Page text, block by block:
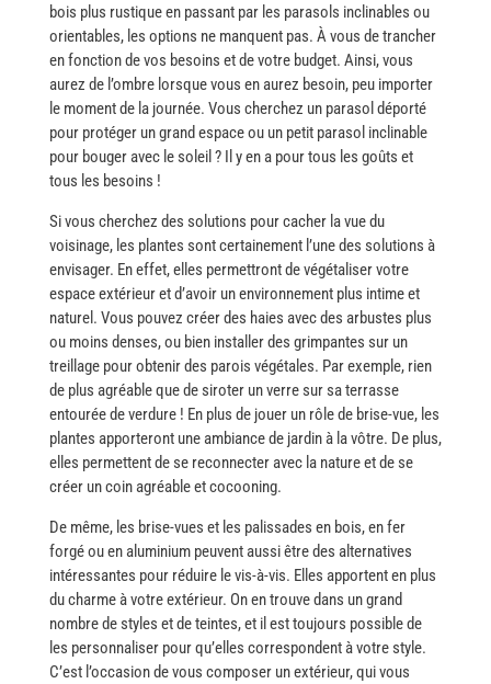
bois plus rustique en passant par les parasols inclinables ou
orientables, les options ne manquent pas. À vous de trancher
en fonction de vos besoins et de votre budget. Ainsi, vous
aurez de l’ombre lorsque vous en aurez besoin, peu importer
le moment de la journée. Vous cherchez un parasol déporté
pour protéger un grand espace ou un petit parasol inclinable
pour bouger avec le soleil ? Il y en a pour tous les goûts et
tous les besoins ​‍​‌‍​‍‌!
Si​‍​‌‍​‍‌ vous cherchez des solutions pour cacher la vue du
voisinage, les plantes sont certainement l’une des solutions à
envisager. En effet, elles permettront de végétaliser votre
espace extérieur et d’avoir un environnement plus intime et
naturel. Vous pouvez créer des haies avec des arbustes plus
ou moins denses, ou bien installer des grimpantes sur un
treillage pour obtenir des parois végétales. Par exemple, rien
de plus agréable que de siroter un verre sur sa terrasse
entourée de verdure ! En plus de jouer un rôle de brise-vue, les
plantes apporteront une ambiance de jardin à la vôtre. De plus,
elles permettent de se reconnecter avec la nature et de se
créer un coin agréable et ​‍​‌‍​‍‌cocooning.
De​‍​‌‍​‍‌ même, les brise-vues et les palissades en bois, en fer
forgé ou en aluminium peuvent aussi être des alternatives
intéressantes pour réduire le vis-à-vis. Elles apportent en plus
du charme à votre extérieur. On en trouve dans un grand
nombre de styles et de teintes, et il est toujours possible de
les personnaliser pour qu’elles correspondent à votre style.
C’est l’occasion de vous composer un extérieur, qui vous